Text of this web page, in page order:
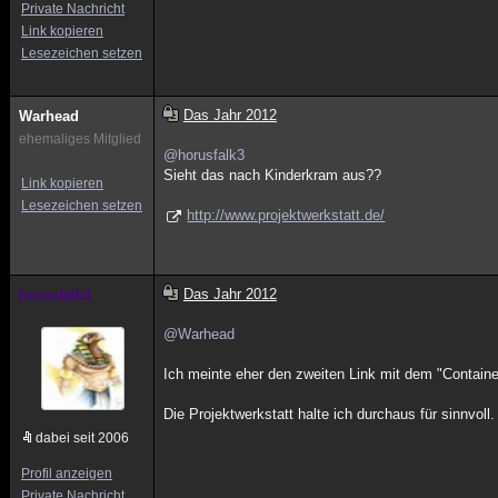
Private Nachricht
Link kopieren
Lesezeichen setzen
Warhead
ehemaliges Mitglied
Link kopieren
Lesezeichen setzen
Das Jahr 2012
@horusfalk3
Sieht das nach Kinderkram aus??
http://www.projektwerkstatt.de/
horusfalk3
dabei seit 2006
Profil anzeigen
Das Jahr 2012
@Warhead
Ich meinte eher den zweiten Link mit dem
Die Projektwerkstatt halte ich durchaus für sinnvoll.